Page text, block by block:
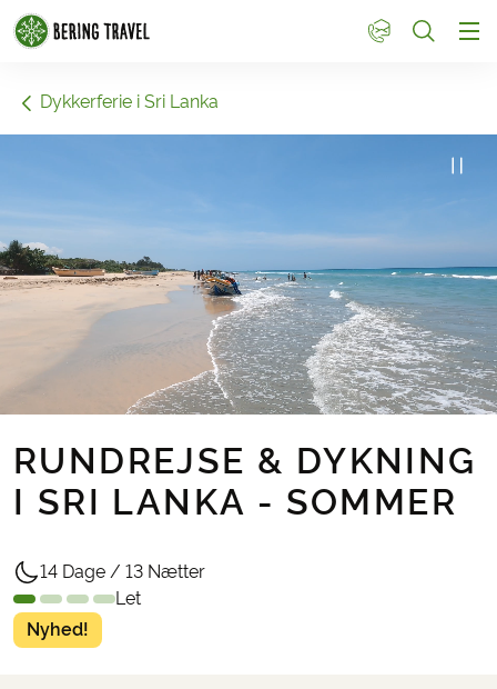
1
Dykkerferie i Sri Lanka
RUNDREJSE & DYKNING
I SRI LANKA - SOMMER
14 Dage / 13 Nætter
Let
Nyhed!